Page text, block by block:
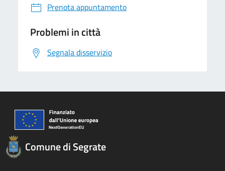
Prenota appuntamento
Problemi in città
Segnala disservizio
Comune di Segrate